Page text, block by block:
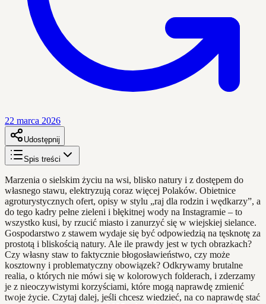
22 marca 2026
Udostępnij
Spis treści
Marzenia o sielskim życiu na wsi, blisko natury i z dostępem do
własnego stawu, elektryzują coraz więcej Polaków. Obietnice
agroturystycznych ofert, opisy w stylu „raj dla rodzin i wędkarzy”, a
do tego kadry pełne zieleni i błękitnej wody na Instagramie – to
wszystko kusi, by rzucić miasto i zanurzyć się w wiejskiej sielance.
Gospodarstwo z stawem wydaje się być odpowiedzią na tęsknotę za
prostotą i bliskością natury. Ale ile prawdy jest w tych obrazkach?
Czy własny staw to faktycznie błogosławieństwo, czy może
kosztowny i problematyczny obowiązek? Odkrywamy brutalne
realia, o których nie mówi się w kolorowych folderach, i zderzamy
je z nieoczywistymi korzyściami, które mogą naprawdę zmienić
twoje życie. Czytaj dalej, jeśli chcesz wiedzieć, na co naprawdę stać